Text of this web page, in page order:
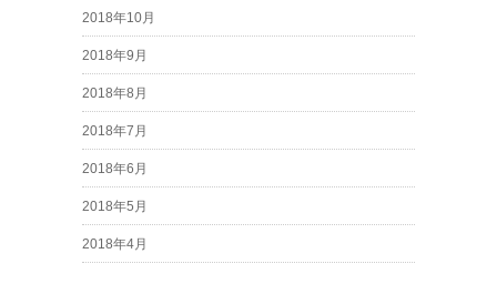
2018年10月
2018年9月
2018年8月
2018年7月
2018年6月
2018年5月
2018年4月